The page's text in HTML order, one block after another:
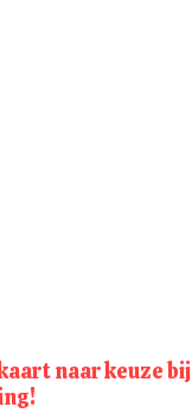
naar keuze bij